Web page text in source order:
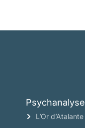
Psychanalyse
L’Or d’Atalante